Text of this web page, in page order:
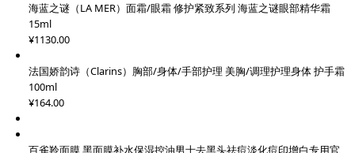
海蓝之谜（LA MER）面霜/眼霜 修护紧致系列 海蓝之谜眼部精华霜
15ml
¥1130.00
法国娇韵诗（Clarins）胸部/身体/手部护理 美胸/调理护理身体 护手霜
100ml
¥164.00
百雀羚面膜 黑面膜补水保湿控油男士去黑头祛痘淡化痘印增白专用官